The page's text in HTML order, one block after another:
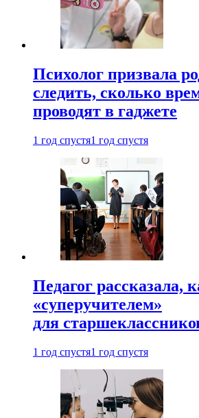
Психолог призвала
следить, сколько
проводят в гаджете
1 год спустя1 год спустя
Педагог рассказала,
«суперучителем»
для
1 год спустя1 год спустя